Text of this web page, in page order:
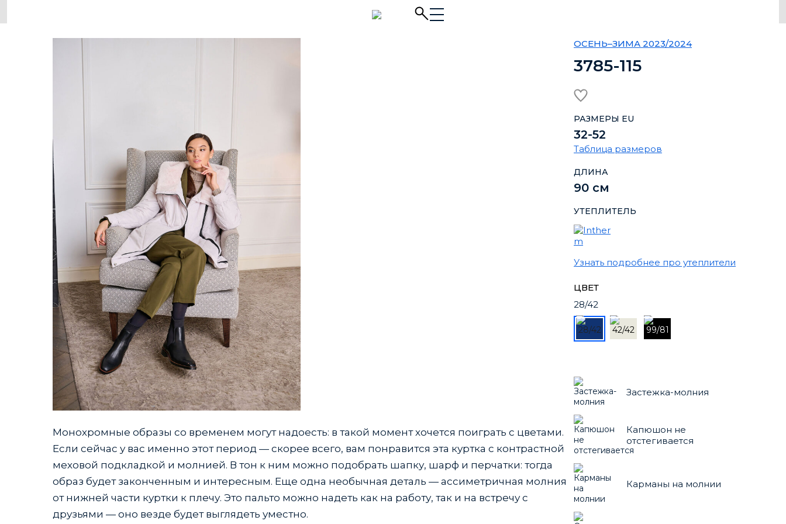
Монохромные образы со временем могут надоесть: в такой момент хочется поиграть с цветами.
Если сейчас у вас именно этот период — скорее всего, вам понравится эта куртка с контрастной
меховой подкладкой и молнией. В тон к ним можно подобрать шапку, шарф и перчатки: тогда
образ будет законченным и интересным. Еще одна необычная деталь — ассиметричная молния
от нижней части куртки к плечу. Это пальто можно надеть как на работу, так и на встречу с
друзьями — оно везде будет выглядеть уместно.
ОСЕНЬ–ЗИМА 2023/2024
3785-115
ЦВЕТ
28/42
РАЗМЕРЫ EU
32-52
Таблица размеров
ДЛИНА
90 см
УТЕПЛИТЕЛЬ
Узнать подробнее про утеплители
Застежка-молния
Капюшон не
отстегивается
Карманы на молнии